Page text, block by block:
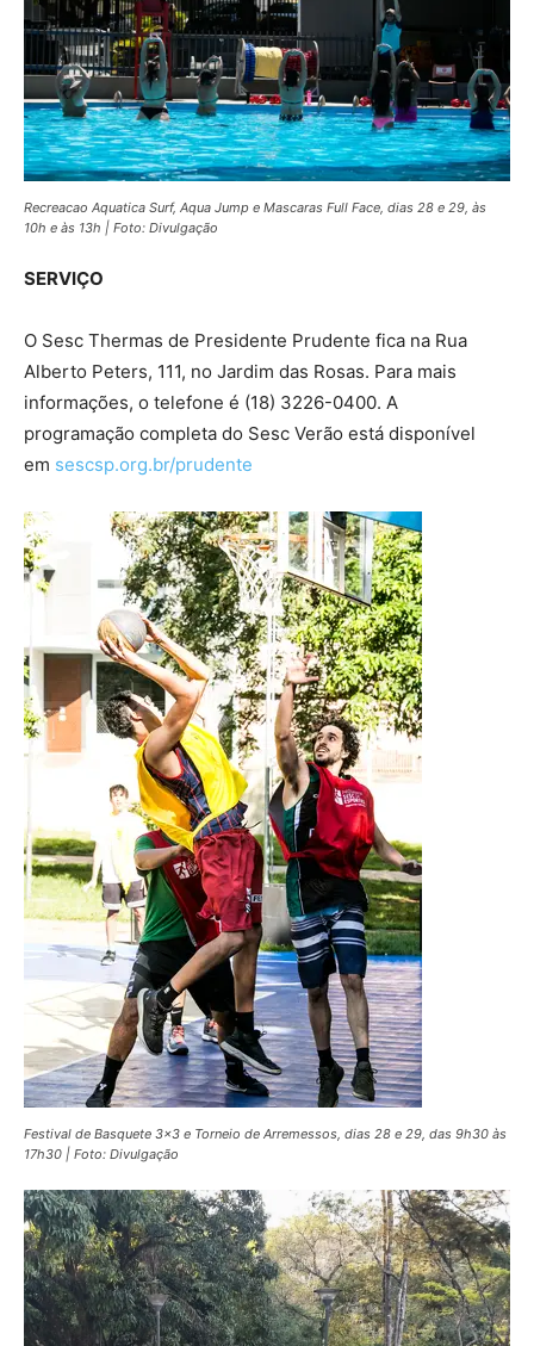
Recreacao Aquatica Surf, Aqua Jump e Mascaras Full Face, dias 28 e 29, às
10h e às 13h | Foto: Divulgação
SERVIÇO
O Sesc Thermas de Presidente Prudente fica na Rua
Alberto Peters, 111, no Jardim das Rosas. Para mais
informações, o telefone é (18) 3226-0400. A
programação completa do Sesc Verão está disponível
em sescsp.org.br/prudente
Festival de Basquete 3×3 e Torneio de Arremessos, dias 28 e 29, das 9h30 às
17h30 | Foto: Divulgação